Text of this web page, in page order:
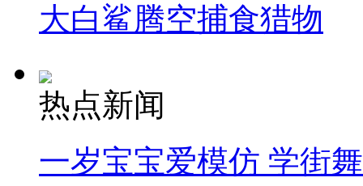
大白鲨腾空捕食猎物
热点新闻
一岁宝宝爱模仿 学街